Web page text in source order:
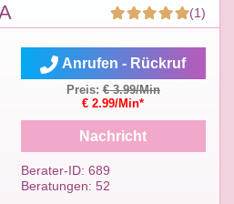
(1)
Anrufen - Rückruf
Preis:€ 3.99/Min
€ 2.99/Min*
Nachricht
Berater-ID: 689
Beratungen: 52